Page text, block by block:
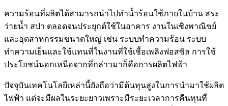
ความร้อนที่ผลิตได้สามารถนำไปทำน้ำร้อนใช้ภายในบ้าน สระ
ว่ายน้ำ สปา ตลอดจนประยุกต์ใช้ในอาคาร งานในเชิงพาณิชย์
และอุตสาหกรรมขนาดใหญ่ เช่น ระบบทำความร้อน ระบบ
ทำความเย็นและใช้แทนที่ในงานที่ใช้เชื้อเพลิงฟอสซิล การใช้
ประโยชน์นอกเหนือจากที่กล่าวมาก็คือการผลิตไฟฟ้า
ปัจจุบันเทคโนโลยีเหล่านี้ยังถือว่ามีต้นทุนสูงในการนำมาใช้ผลิต
ไฟฟ้า แต่จะมีผลในระยะยาวเพราะมีระยะเวลาการคืนทุนที่